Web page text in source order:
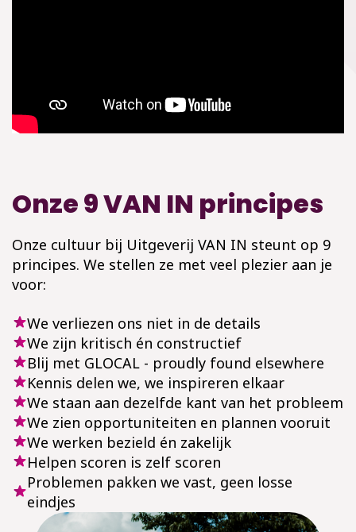
Onze 9 VAN IN principes
Onze cultuur bij Uitgeverij VAN IN steunt op 9
principes. We stellen ze met veel plezier aan je
voor:
We verliezen ons niet in de details
We zijn kritisch én constructief
Blij met GLOCAL - proudly found elsewhere
Kennis delen we, we inspireren elkaar
We staan aan dezelfde kant van het probleem
We zien opportuniteiten en plannen vooruit
We werken bezield én zakelijk
Helpen scoren is zelf scoren
Problemen pakken we vast, geen losse
eindjes